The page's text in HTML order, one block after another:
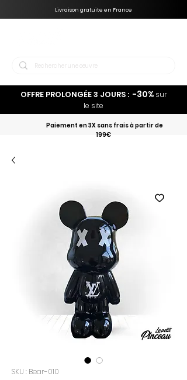
Livraison gratuite en France
Paiement en 3X sans frais à partir de
199€
OFFRE PROLONGÉE 3 JOURS : -30% sur
le site
SKU : Bear-010